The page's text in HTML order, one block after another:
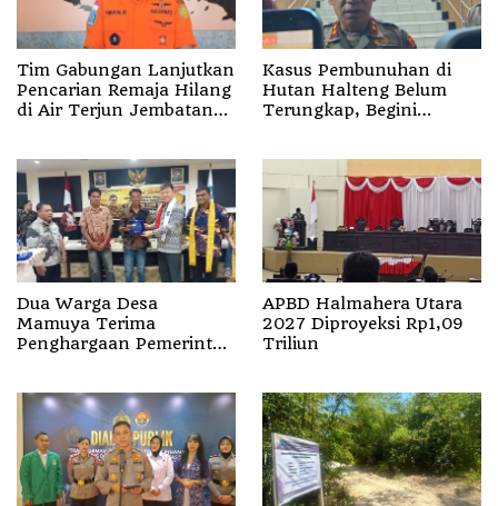
Tim Gabungan Lanjutkan
Pencarian Remaja Hilang
di Air Terjun Jembatan
Kasus Pembunuhan di
Hutan Halteng Belum
Terungkap, Begini
Dua Warga Desa
Mamuya Terima
Penghargaan Pemerintah
Dukono
APBD Halmahera Utara
2027 Diproyeksi Rp1,09
Triliun